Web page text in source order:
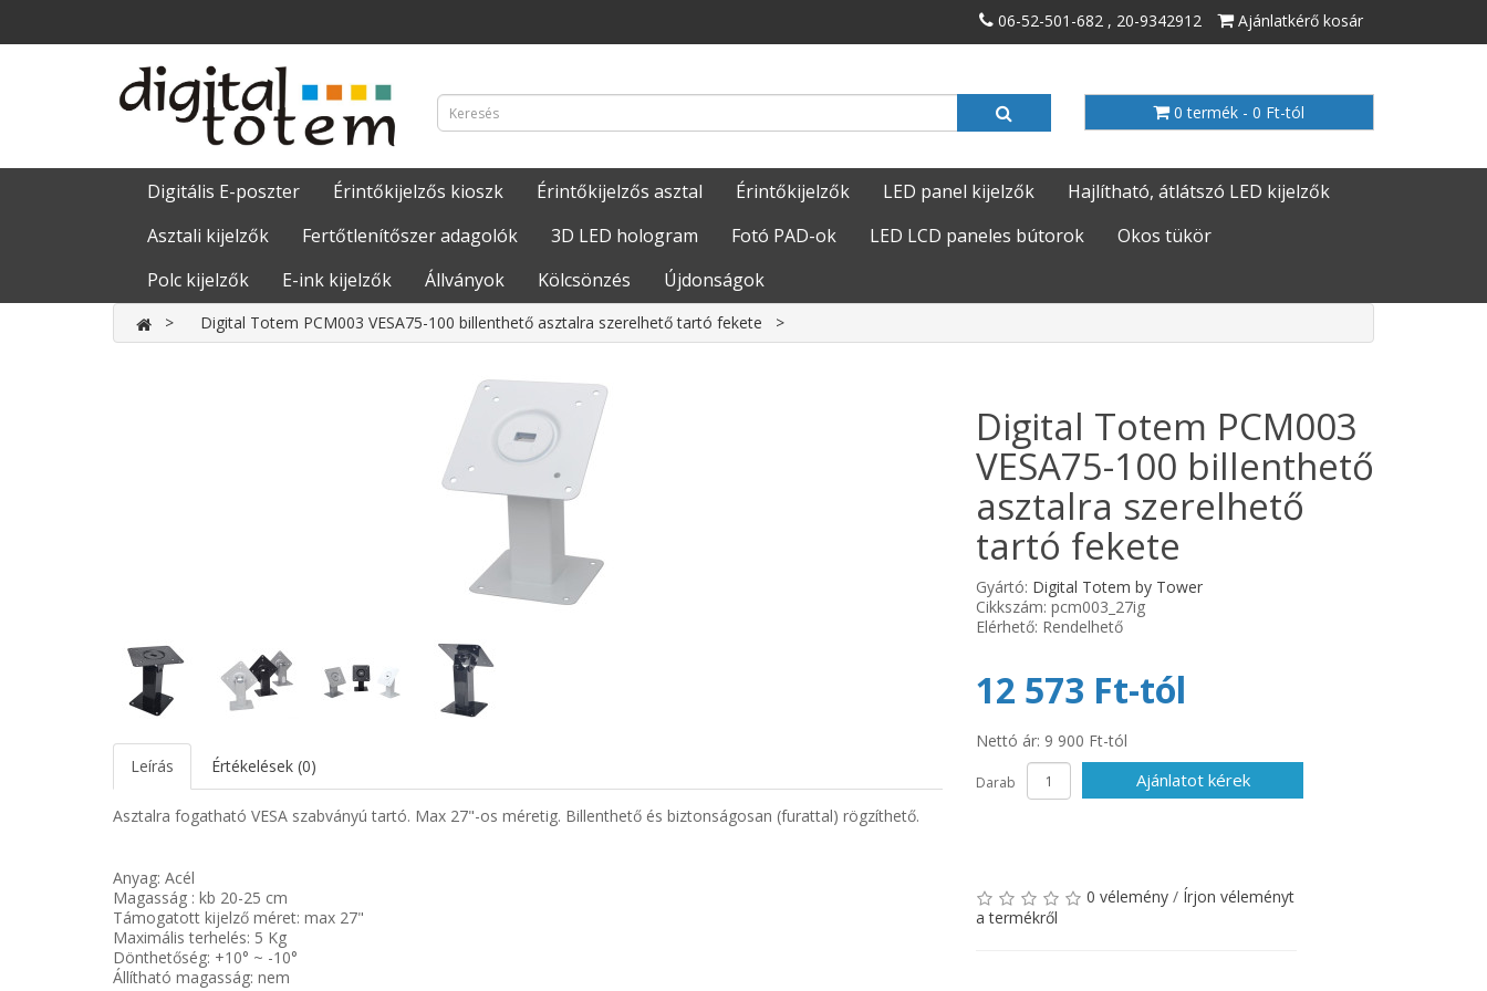
06-52-501-682 , 20-9342912 Ajánlatkérő kosár
0 termék - 0 Ft-tól
Digitális E-poszter Érintőkijelzős kioszk Érintőkijelzős asztal Érintőkijelzők LED panel kijelzők
Hajlítható, átlátszó LED kijelzők
Asztali kijelzők
Fertőtlenítőszer adagolók 3D LED hologram Fotó PAD-ok LED LCD paneles bútorok
Okos tükör
Polc kijelzők
E-ink kijelzők Állványok Kölcsönzés Újdonságok
Digital Totem PCM003 VESA75-100 billenthető asztalra szerelhető tartó fekete
Leírás Értékelések (0)
Asztalra fogatható VESA szabványú tartó. Max 27"-os méretig. Billenthető és biztonságosan (furattal) rögzíthető.
Anyag: Acél
Magasság : kb 20-25 cm
Támogatott kijelző méret: max 27"
Maximális terhelés: 5 Kg
Dönthetőség: +10° ~ -10°
Állítható magasság: nem
Digital Totem PCM003
VESA75-100 billenthető
asztalra szerelhető
tartó fekete
Gyártó: Digital Totem by Tower
Cikkszám: pcm003_27ig
Elérhető: Rendelhető
12 573 Ft-tól
Nettó ár: 9 900 Ft-tól
Darab Ajánlatot kérek
0 vélemény / Írjon véleményt
a termékről